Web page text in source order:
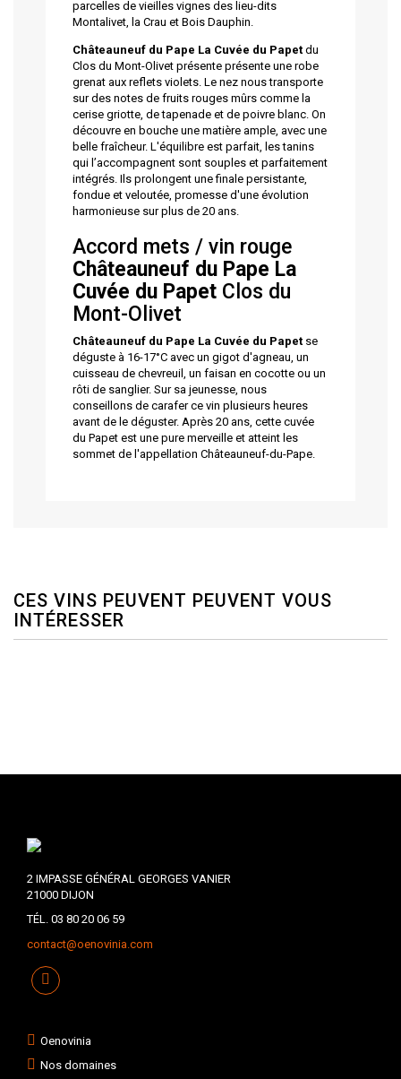
parcelles de vieilles vignes des lieu-dits
Montalivet, la Crau et Bois Dauphin.
Châteauneuf du Pape La Cuvée du Papetdu
Clos du Mont-Olivet présente présente une robe
grenat aux reflets violets. Le nez nous transporte
sur des notes de fruits rouges mûrs comme la
cerise griotte, de tapenade et de poivre blanc. On
découvre en bouche une matière ample, avec une
belle fraîcheur. L'équilibre est parfait, les tanins
qui l’accompagnent sont souples et parfaitement
intégrés. Ils prolongent une finale persistante,
fondue et veloutée, promesse d'une évolution
harmonieuse sur plus de 20 ans.
Accord mets / vin rouge
Châteauneuf du Pape La
Cuvée du PapetClos du
Mont-Olivet
Châteauneuf du Pape La Cuvée du Papetse
déguste à 16-17°C avec un gigot d'agneau, un
cuisseau de chevreuil, un faisan en cocotte ou un
rôti de sanglier. Sur sa jeunesse, nous
conseillons de carafer ce vin plusieurs heures
avant de le déguster. Après 20 ans, cette cuvée
du Papet est une pure merveille et atteint les
sommet de l'appellation Châteauneuf-du-Pape.
CES VINS PEUVENT PEUVENT VOUS
INTÉRESSER
2 IMPASSE GÉNÉRAL GEORGES VANIER
21000 DIJON
TÉL. 03 80 20 06 59
contact@oenovinia.com
Oenovinia
Nos domaines